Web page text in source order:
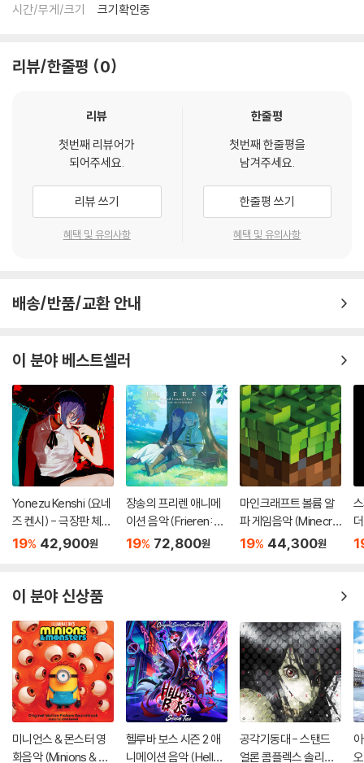
시간/무게/크기
크기확인중
리뷰/한줄평 0
리뷰
첫번째 리뷰어가
되어주세요.
리뷰 쓰기
혜택 및 유의사항
한줄평
첫번째 한줄평을
남겨주세요.
한줄평 쓰기
혜택 및 유의사항
배송/반품/교환 안내
이 분야 베스트셀러
Yonezu Kenshi (요네
즈 켄시) - 극장판 체인
소 맨: 레제편 주제곡 IR
19% 42,900원
장송의 프리렌 애니메
이션 음악 (Frieren: B
eyond Journey's En
19% 72,800원
마인크래프트 볼륨 알
파 게임음악 (Minecra
ft Volume Alpha OS
19% 44,300원
이 분야 신상품
미니언스 & 몬스터 영
화음악 (Minions & M
헬루바 보스 시즌 2 애
니메이션 음악 (Helluv
공각기동대 - 스탠드
얼론 콤플렉스 솔리드